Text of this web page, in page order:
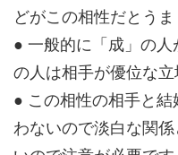
どがこの相性だとうま
● 一般的に「成」の人
の人は相手が優位な立
● この相性の相手と
わないので淡白な関